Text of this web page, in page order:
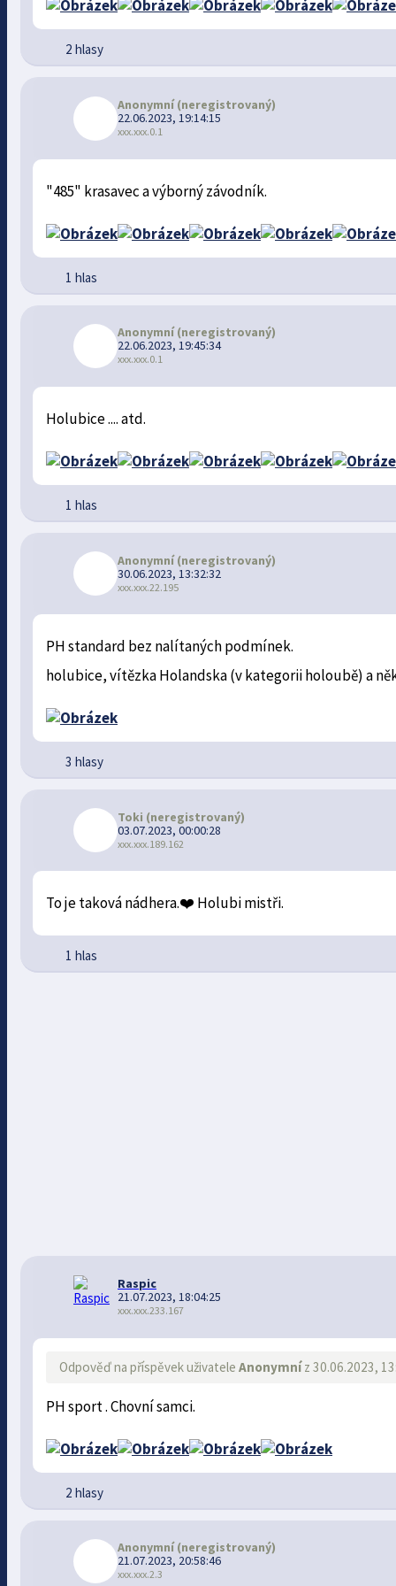
2 hlasy
Anonymní(neregistrovaný)
22.06.2023, 19:14:15
xxx.xxx.0.1
"485" krasavec a výborný závodník.
1 hlas
Anonymní(neregistrovaný)
22.06.2023, 19:45:34
xxx.xxx.0.1
Holubice .... atd.
1 hlas
Anonymní(neregistrovaný)
30.06.2023, 13:32:32
xxx.xxx.22.195
PH standard bez nalítaných podmínek.
holubice, vítězka Holandska (v kategorii holoubě) a
3 hlasy
Toki (neregistrovaný)
03.07.2023, 00:00:28
xxx.xxx.189.162
To je taková nádhera.❤️ Holubi mistři.
1 hlas
Raspic
21.07.2023, 18:04:25
xxx.xxx.233.167
Odpověď na příspěvek uživateleAnonymníz 30.06.2023,
PH sport . Chovní samci.
2 hlasy
Anonymní(neregistrovaný)
21.07.2023, 20:58:46
xxx.xxx.2.3